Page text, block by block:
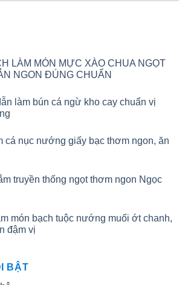
LÀM MÓN MỰC XÀO CHUA NGỌT
NGON ĐÚNG CHUẨN
làm bún cá ngừ kho cay chuẩn vị
cá nục nướng giấy bạc thơm ngon, ăn
truyền thống ngọt thơm ngon Ngọc
món bạch tuộc nướng muối ớt chanh,
đậm vị
BẬT